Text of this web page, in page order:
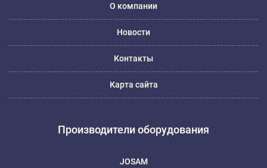
О компании
Новости
Контакты
Карта сайта
Производители оборудования
JOSAM